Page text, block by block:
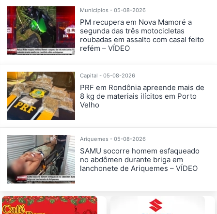
Municípios - 05-08-2026
PM recupera em Nova Mamoré a
segunda das três motocicletas
roubadas em assalto com casal feito
refém – VÍDEO
Capital - 05-08-2026
PRF em Rondônia apreende mais de
8 kg de materiais ilícitos em Porto
Velho
Ariquemes - 05-08-2026
SAMU socorre homem esfaqueado
no abdômen durante briga em
lanchonete de Ariquemes – VÍDEO